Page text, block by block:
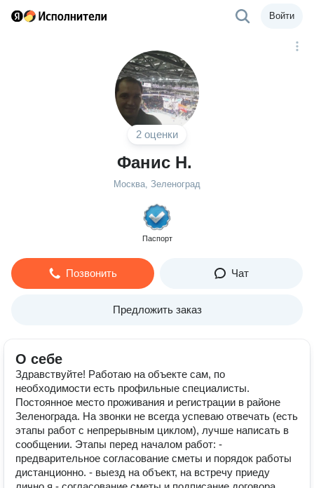
Войти
2 оценки
Фанис Н.
Москва, Зеленоград
Паспорт
Позвонить Чат
Предложить заказ
О себе
Здравствуйте! Работаю на объекте сам, по
необходимости есть профильные специалисты.
Постоянное место проживания и регистрации в районе
Зеленограда. На звонки не всегда успеваю отвечать (есть
этапы работ с непрерывным циклом), лучше написать в
сообщении. Этапы перед началом работ: -
предварительное согласование сметы и порядок работы
дистанционно. - выезд на объект, на встречу приеду